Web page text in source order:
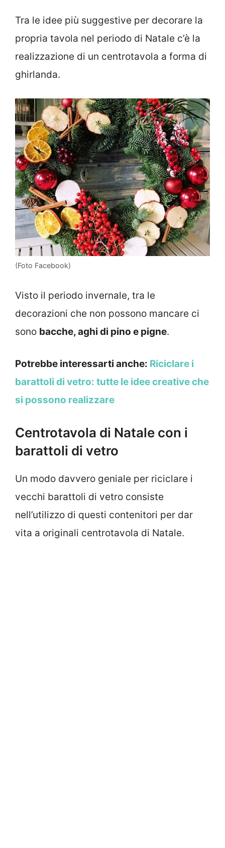
Tra le idee più suggestive per decorare la
propria tavola nel periodo di Natale c’è la
realizzazione di un centrotavola a forma di
ghirlanda.
(Foto Facebook)
Visto il periodo invernale, tra le
decorazioni che non possono mancare ci
sono bacche, aghi di pino e pigne.
Potrebbe interessarti anche: Riciclare i
barattoli di vetro: tutte le idee creative che
si possono realizzare
Centrotavola di Natale con i
barattoli di vetro
Un modo davvero geniale per riciclare i
vecchi barattoli di vetro consiste
nell’utilizzo di questi contenitori per dar
vita a originali centrotavola di Natale.